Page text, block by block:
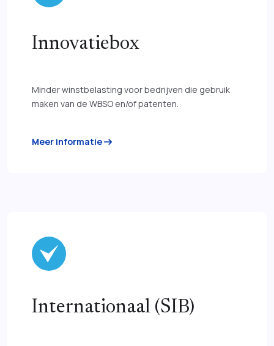
Innovatiebox
Minder winstbelasting voor bedrijven die gebruik
maken van de WBSO en/of patenten.
Meer informatiearrow_right_alt
Internationaal (SIB)